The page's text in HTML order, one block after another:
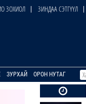
ЗОХИОЛ ЗИНДАА СЭТГҮҮЛ
ЗУРХАЙ ОРОН НУТАГ